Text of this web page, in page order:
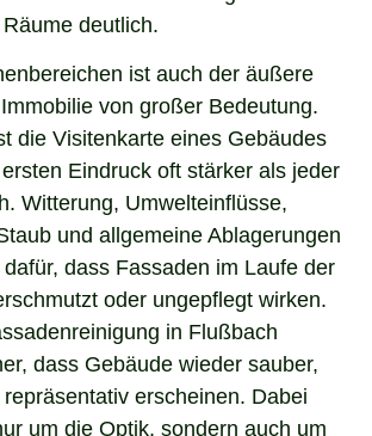
deutlich.
ist auch der äußere
von großer Bedeutung.
die Visitenkarte eines Gebäudes
Eindruck oft stärker als jeder
Witterung, Umwelteinflüsse,
und allgemeine Ablagerungen
dass Fassaden im Laufe der
oder ungepflegt wirken.
in Flußbach
dass Gebäude wieder sauber,
erscheinen. Dabei
um die Optik, sondern auch um